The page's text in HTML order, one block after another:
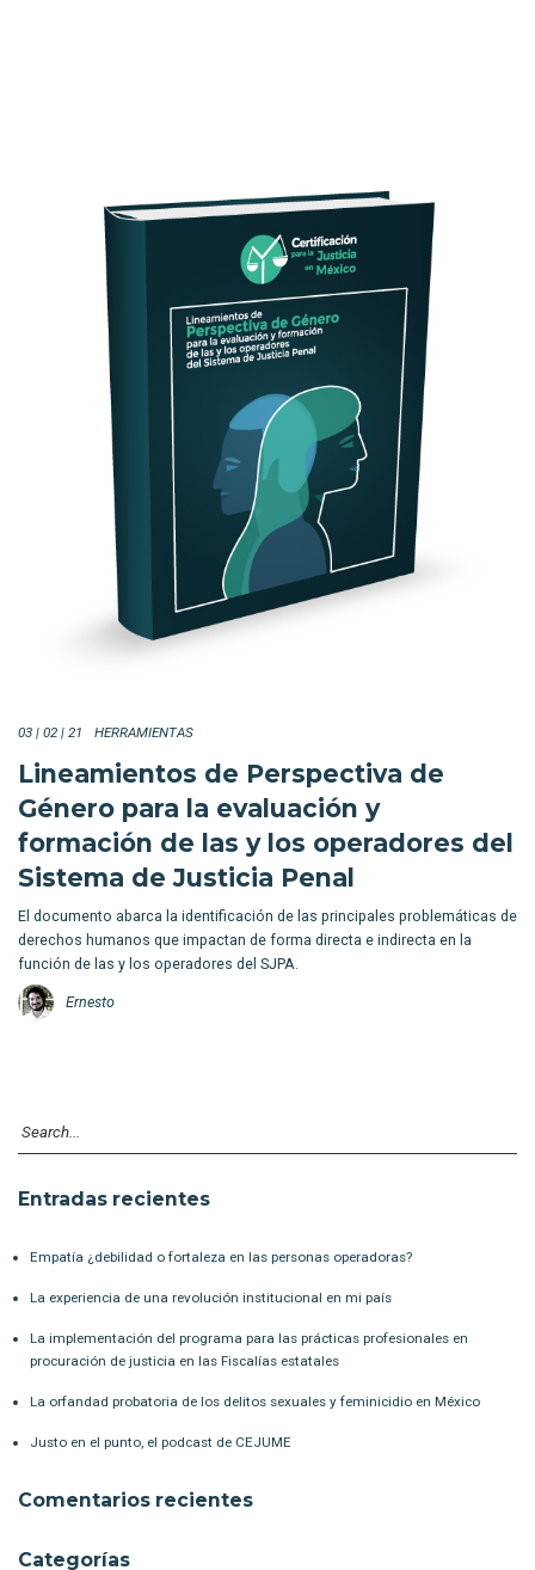
03 | 02 | 21 HERRAMIENTAS
Lineamientos de Perspectiva de
Género para la evaluación y
formación de las y los operadores del
Sistema de Justicia Penal
El documento abarca la identificación de las principales problemáticas de
derechos humanos que impactan de forma directa e indirecta en la
función de las y los operadores del SJPA.
Ernesto
Entradas recientes
Empatía ¿debilidad o fortaleza en las personas operadoras?
La experiencia de una revolución institucional en mi país
La implementación del programa para las prácticas profesionales en
procuración de justicia en las Fiscalías estatales
La orfandad probatoria de los delitos sexuales y feminicidio en México
Justo en el punto, el podcast de CEJUME
Comentarios recientes
Categorías